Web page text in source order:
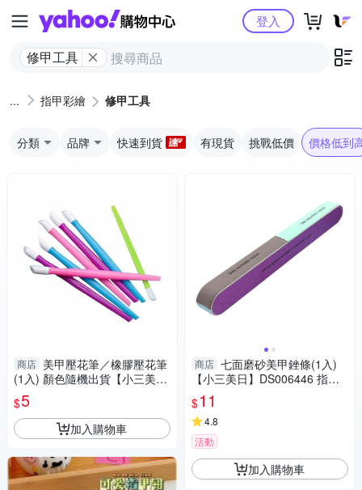
Yahoo購物中心
修甲工具
登入
指甲彩繪 修甲工具
分類 品牌 快速到貨 有現貨 挑戰低價 價格低到
商店 美甲壓花筆／橡膠壓花筆
(1入) 顏色隨機出貨【小三美
日】 DS018434
$5
加入購物車
商店 七面磨砂美甲銼條(1入)
【小三美日】DS006446 指甲
搓刀／修甲
$11
4.8
活動
加入購物車